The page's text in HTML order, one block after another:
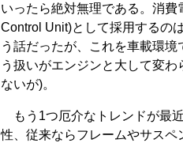
いったら絶対無理である。消
Control Unit)として採用するの
う話だったが、これを車載環
う扱いがエンジンと大して変
ないが)。
もう1つ厄介なトレンドが最
性、従来ならフレームやサスペ